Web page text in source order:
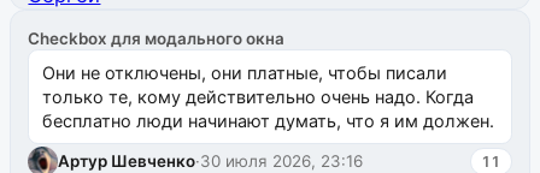
Checkbox для модального окна
Они не отключены, они платные, чтобы писали
только те, кому действительно очень надо. Когда
бесплатно люди начинают думать, что я им должен.
Артур Шевченко·30 июля 2026, 23:16 11